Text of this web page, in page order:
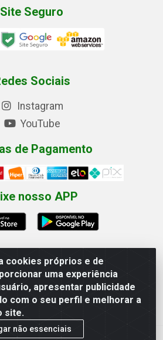
cookies próprios e de
uma experiência
apresentar publicidade
com o seu perfil e melhorar a
site.
não essenciais
Site Seguro
Sociais
Instagram
YouTube
de Pagamento
nosso APP
Eletricos - Av. Jorn. Assis
Industrial, Campina Grande/PB
- CNPJ 12.110.462/0001-40